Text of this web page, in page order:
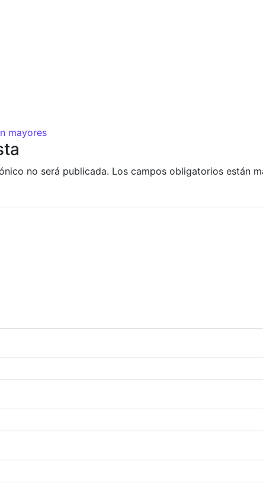
de entradas
mayores
no será publicada. Los campos obligatorios están